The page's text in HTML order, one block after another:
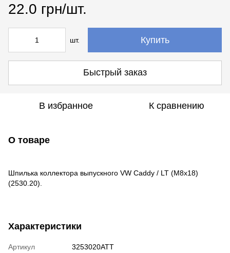
22.0 грн/шт.
шт. Купить
Быстрый заказ
В избранное К сравнению
О товаре
Шпилька коллектора выпускного VW Caddy / LT (M8x18)
(2530.20).
Характеристики
Артикул
3253020ATT